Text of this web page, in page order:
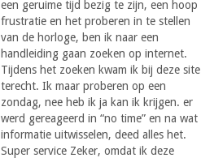
een geruime tijd bezig te zijn, een hoop
frustratie en het proberen in te stellen
van de horloge, ben ik naar een
handleiding gaan zoeken op internet.
Tijdens het zoeken kwam ik bij deze site
terecht. Ik maar proberen op een
zondag, nee heb ik ja kan ik krijgen. er
werd gereageerd in “no time” en na wat
informatie uitwisselen, deed alles het.
Super service Zeker, omdat ik deze